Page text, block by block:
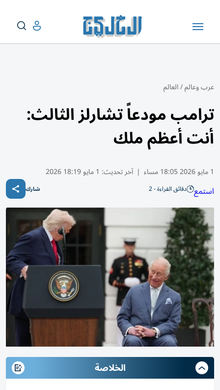
عرب وعالم/العالم
ترامب مودعاً تشارلز الثالث:
أنت أعظم ملك
1 مايو 2026 18:05 مساء | آخر تحديث: 1 مايو 18:19 2026
استمع دقائق القراءة - 2 شارك
الخلاصة